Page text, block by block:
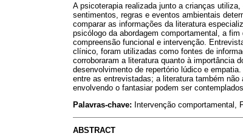
A psicoterapia realizada junto a crianças
sentimentos, regras e eventos ambientais
comparar as informações da literatura
psicólogo da abordagem comportamental, a
compreensão funcional e intervenção.
clínico, foram utilizadas como fontes de
corroboraram a literatura quanto à importância
desenvolvimento de repertório lúdico e
entre as entrevistadas; a literatura também
envolvendo o fantasiar podem ser
Palavras-chave: Intervenção comportamental,
ABSTRACT